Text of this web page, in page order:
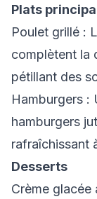
Plats
Poulet grillé :
complètent la
pétillant des
Hamburgers :
hamburgers
rafraîchissant
Desserts
Crème glacée